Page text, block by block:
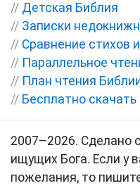
// Детская Библия
// Записки
// Сравнение стихов
// Параллельное
// План чтения
// Бесплатно
2007–2026. Сделано
ищущих Бога. Если у
пожелания, то